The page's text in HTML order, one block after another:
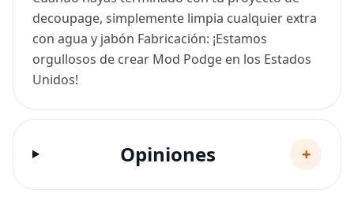
decoupage, simplemente limpia cualquier extra
con agua y jabón Fabricación: ¡Estamos
orgullosos de crear Mod Podge en los Estados
Unidos!
Opiniones +